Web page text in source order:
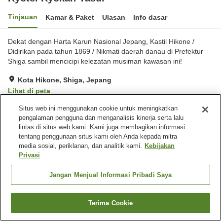
Tinjauan Kamar & Paket Ulasan Info dasar
Dekat dengan Harta Karun Nasional Jepang, Kastil Hikone /
Didirikan pada tahun 1869 / Nikmati daerah danau di Prefektur
Shiga sambil mencicipi kelezatan musiman kawasan ini!
Kota Hikone, Shiga, Jepang
Lihat di peta
Luar biasa Ulasan:61
Fasilitas properti
Pengiriman ke rumah
Makan pribadi
Ruang rapat
Beranda Jepang Shiga Kota Hikone Ryotei Ryokan Yasui
Cari kamar
Situs web ini menggunakan cookie untuk meningkatkan
pengalaman pengguna dan menganalisis kinerja serta lalu
lintas di situs web kami. Kami juga membagikan informasi
tentang penggunaan situs kami oleh Anda kepada mitra
media sosial, periklanan, dan analitik kami. Kebijakan
Privasi
Jangan Menjual Informasi Pribadi Saya
Terima Cookie